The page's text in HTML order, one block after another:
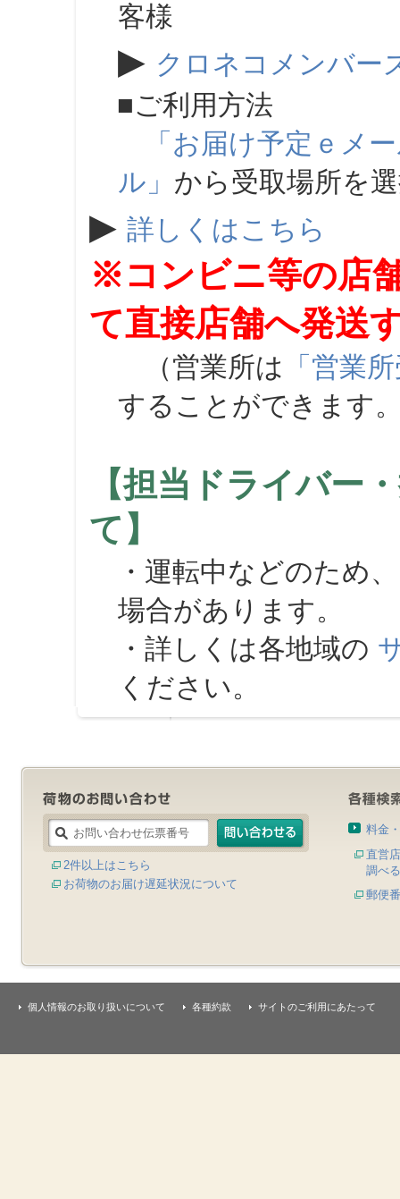
客様
▶ クロネコメンバー
■ご利用方法
「お届け予定ｅメ
ル」 から受取場所を
▶ 詳しくはこちら
※コンビニ等の店
て直接店舗へ発送
（営業所は 「営業
することができます
【担当ドライバー
て】
・運転中などのため
場合があります。
・詳しくは各地域の
ください。
2件以上はこちら
お荷物のお届け遅延状況について
料金
直営
調べる
郵便
個人情報のお取り扱いについて 各種約款 サイトのご利用にあたって